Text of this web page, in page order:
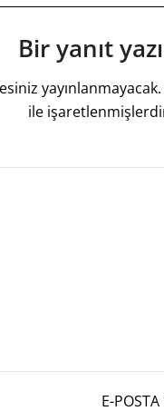
Bir yanıt
yayınlanmayacak.
ile
E-POSTA